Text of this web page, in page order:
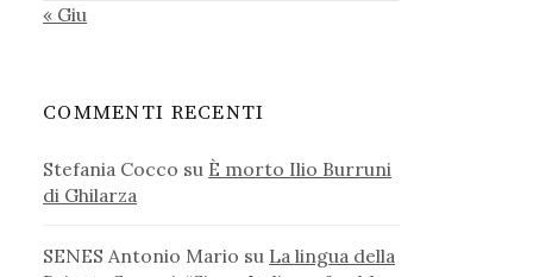
« Giu
COMMENTI RECENTI
Stefania Cocco su È morto Ilio Burruni
di Ghilarza
SENES Antonio Mario su La lingua della